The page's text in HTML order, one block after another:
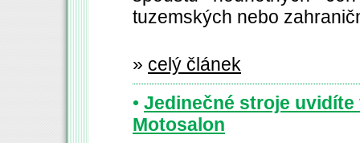
tuzemských nebo
» celý článek
• Jedinečné stroje
Motosalon